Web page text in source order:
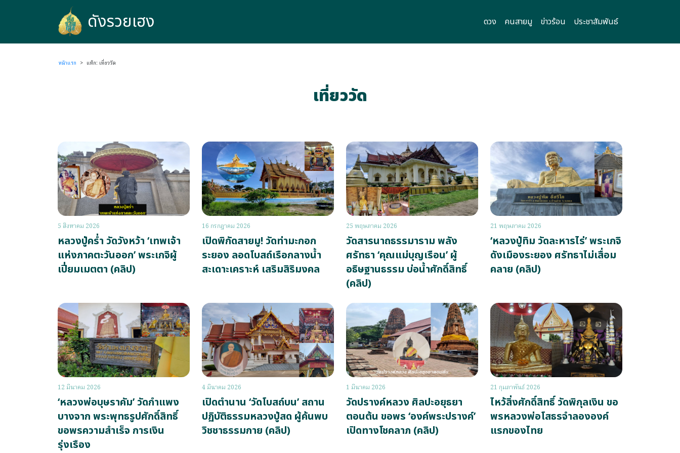
ดังรวยเฮง ดวง คนสายมู ข่าวร้อน ประชาสัมพันธ์
หน้าแรก > แท็ก: เที่ยววัด
เที่ยววัด
5 สิงหาคม 2026
หลวงปู่คร่ำ วัดวังหว้า ‘เทพเจ้า
แห่งภาคตะวันออก’ พระเกจิผู้
เปี่ยมเมตตา (คลิป)
16 กรกฎาคม 2026
เปิดพิกัดสายมู! วัดท่ามะกอก
ระยอง ลอดโบสถ์เรือกลางน้ำ
สะเดาะเคราะห์ เสริมสิริมงคล
25 พฤษภาคม 2026
วัดสารนาถธรรมาราม พลัง
ศรัทธา ‘คุณแม่บุญเรือน’ ผู้
อธิษฐานธรรม บ่อน้ำศักดิ์สิทธิ์
(คลิป)
21 พฤษภาคม 2026
‘หลวงปู่ทิม วัดละหารไร่’ พระเกจิ
ดังเมืองระยอง ศรัทธาไม่เสื่อม
คลาย (คลิป)
12 มีนาคม 2026
‘หลวงพ่อบุษราคัม’ วัดกำแพง
บางจาก พระพุทธรูปศักดิ์สิทธิ์
ขอพรความสำเร็จ การเงิน
รุ่งเรือง
4 มีนาคม 2026
เปิดตำนาน ‘วัดโบสถ์บน’ สถาน
ปฏิบัติธรรมหลวงปู่สด ผู้ค้นพบ
วิชชาธรรมกาย (คลิป)
1 มีนาคม 2026
วัดปรางค์หลวง ศิลปะอยุธยา
ตอนต้น ขอพร ‘องค์พระปรางค์’
เปิดทางโชคลาภ (คลิป)
21 กุมภาพันธ์ 2026
ไหว้สิ่งศักดิ์สิทธิ์ วัดพิกุลเงิน ขอ
พรหลวงพ่อโสธรจำลององค์
แรกของไทย